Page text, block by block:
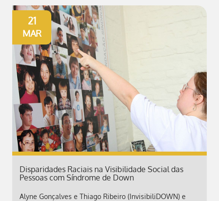
21
MAR
Disparidades Raciais na Visibilidade Social das
Pessoas com Síndrome de Down
Alyne Gonçalves e Thiago Ribeiro (InvisibiliDOWN) e